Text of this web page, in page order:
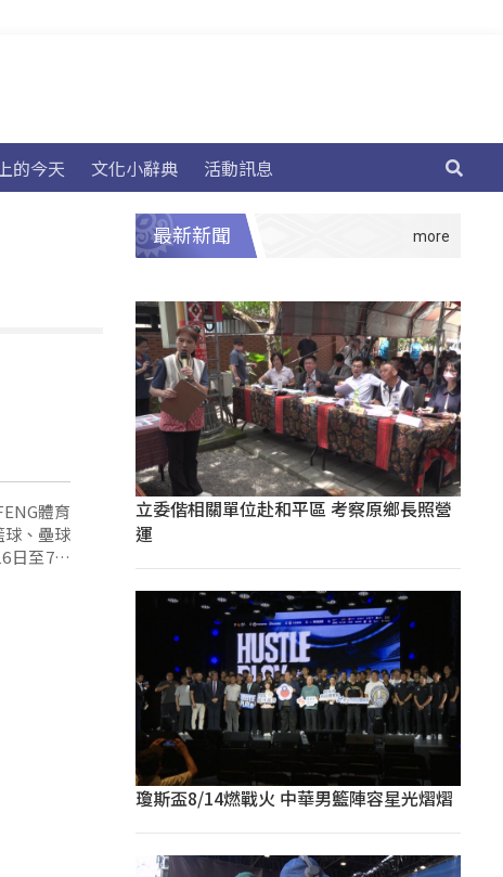
的今天 文化小辭典 活動訊息
體育
球、壘球
日至7月
最新新聞
立委偕相關單位赴和平區 考察原鄉長照營
運
瓊斯盃8/14燃戰火 中華男籃陣容星光熠熠